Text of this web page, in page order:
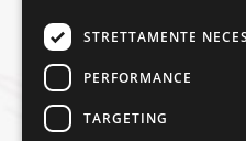
Venerdì
Sabato
STRETTAMENTE
PERFORMANCE
TARGETING